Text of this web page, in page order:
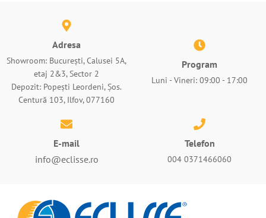
Adresa
Showroom: București, Calusei 5A,
etaj 2&3, Sector 2
Depozit: Popești Leordeni, Șos.
Centură 103, Ilfov, 077160
Program
Luni - Vineri: 09:00 - 17:00
E-mail
info@eclisse.ro
Telefon
004 0371466060